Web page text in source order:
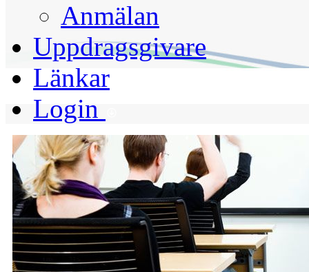
Anmälan
Uppdragsgivare
Länkar
Login